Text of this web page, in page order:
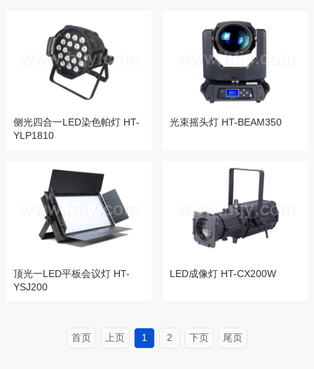
侧光四合一LED染色帕灯 HT-
YLP1810
光束摇头灯 HT-BEAM350
顶光一LED平板会议灯 HT-
YSJ200
LED成像灯 HT-CX200W
首页 上页 1 2 下页 尾页